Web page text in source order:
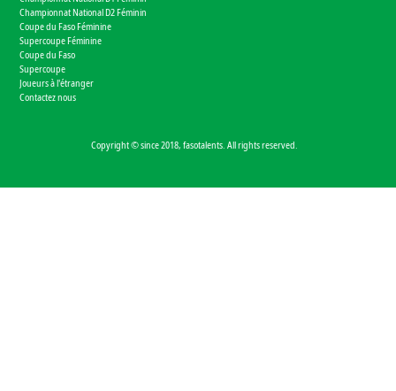
Championnat National D2 Féminin
Coupe du Faso Féminine
Supercoupe Féminine
Coupe du Faso
Supercoupe
Joueurs à l'étranger
Contactez nous
Copyright © since 2018, fasotalents. All rights reserved.